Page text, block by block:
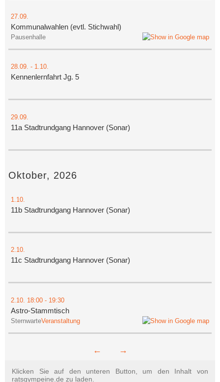
27.09.
Kommunalwahlen (evtl. Stichwahl)
Pausenhalle
28.09. - 1.10.
Kennenlernfahrt Jg. 5
29.09.
11a Stadtrundgang Hannover (Sonar)
Oktober, 2026
1.10.
11b Stadtrundgang Hannover (Sonar)
2.10.
11c Stadtrundgang Hannover (Sonar)
2.10. 18:00 - 19:30
Astro-Stammtisch
SternwarteVeranstaltung
← →
Klicken Sie auf den unteren Button, um den Inhalt von
ratsgympeine.de zu laden.